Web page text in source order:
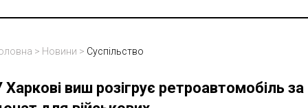
> Новини > Суспільство
Харкові виш розігрує ретроавтомобіль за